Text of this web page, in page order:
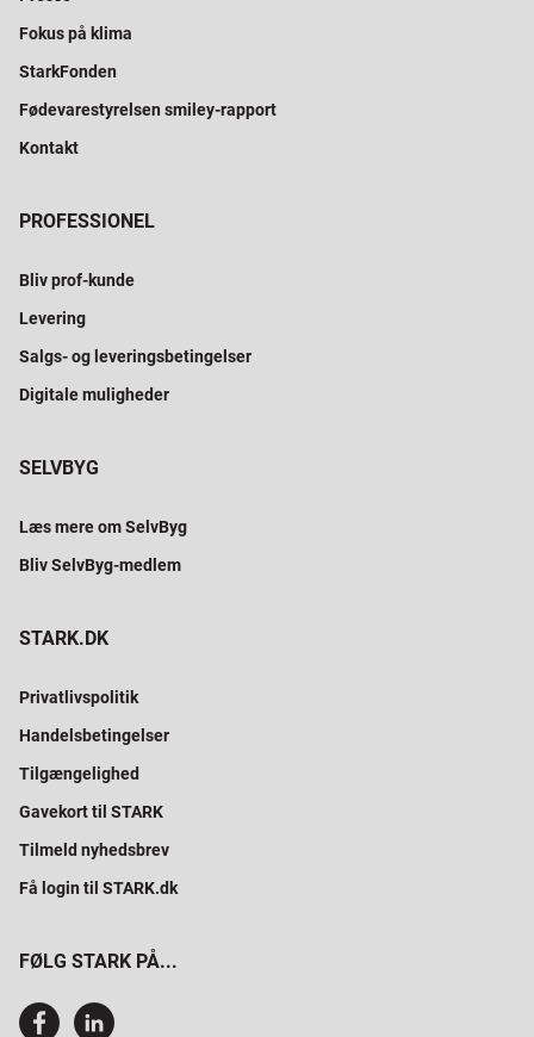
Fokus på klima
StarkFonden
Fødevarestyrelsen smiley-rapport
Kontakt
PROFESSIONEL
Bliv prof-kunde
Levering
Salgs- og leveringsbetingelser
Digitale muligheder
SELVBYG
Læs mere om SelvByg
Bliv SelvByg-medlem
STARK.DK
Privatlivspolitik
Handelsbetingelser
Tilgængelighed
Gavekort til STARK
Tilmeld nyhedsbrev
Få login til STARK.dk
FØLG STARK PÅ...